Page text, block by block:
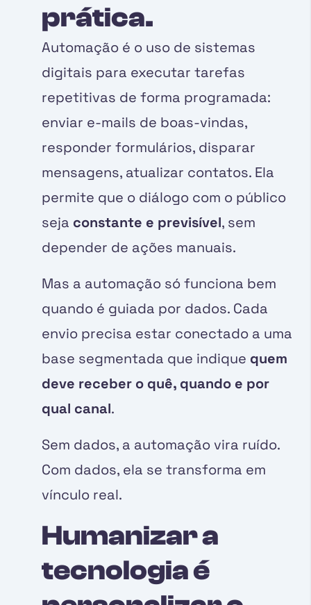
prática.
Automação é o uso de sistemas
digitais para executar tarefas
repetitivas de forma programada:
enviar e-mails de boas-vindas,
responder formulários, disparar
mensagens, atualizar contatos. Ela
permite que o diálogo com o público
seja constante e previsível, sem
depender de ações manuais.
Mas a automação só funciona bem
quando é guiada por dados. Cada
envio precisa estar conectado a uma
base segmentada que indique quem
deve receber o quê, quando e por
qual canal.
Sem dados, a automação vira ruído.
Com dados, ela se transforma em
vínculo real.
Humanizar a
tecnologia é